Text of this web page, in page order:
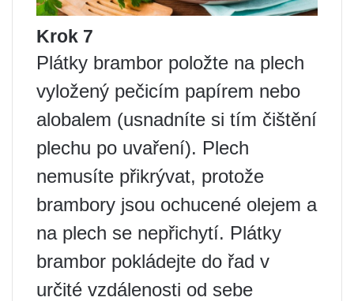
Krok 7
Plátky brambor položte na plech
vyložený pečicím papírem nebo
alobalem (usnadníte si tím čištění
plechu po uvaření). Plech
nemusíte přikrývat, protože
brambory jsou ochucené olejem a
na plech se nepřichytí. Plátky
brambor pokládejte do řad v
určité vzdálenosti od sebe